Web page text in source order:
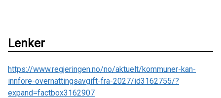
Lenker
https://www.regjeringen.no/no/aktuelt/kommuner-kan-
innfore-overnattingsavgift-fra-2027/id3162755/?
expand=factbox3162907